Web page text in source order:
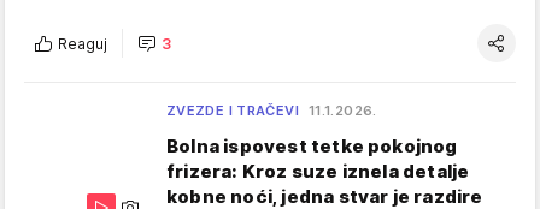
Reaguj 3
ZVEZDE I TRAČEVI 11.1.2026.
Bolna ispovest tetke pokojnog
frizera: Kroz suze iznela detalje
kobne noći, jedna stvar je razdire